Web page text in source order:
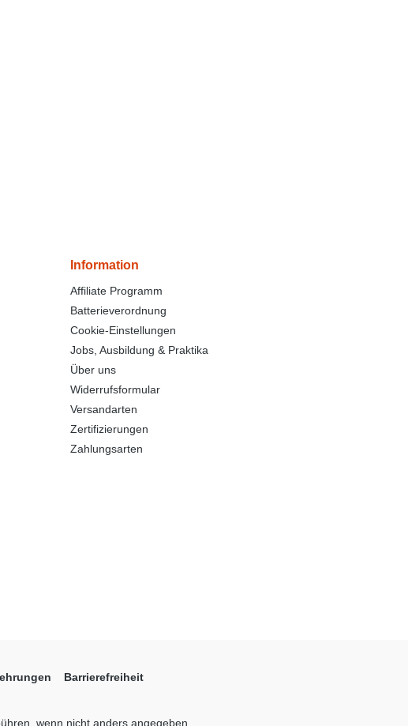
Information
Affiliate Programm
Batterieverordnung
Cookie-Einstellungen
Jobs, Ausbildung & Praktika
Über uns
Widerrufsformular
Versandarten
Zertifizierungen
Zahlungsarten
Barrierefreiheit
wenn nicht anders angegeben.